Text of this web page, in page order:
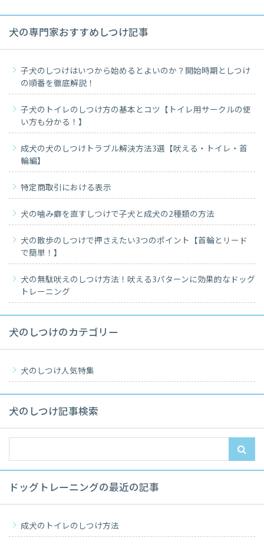
犬の専門家おすすめしつけ記事
子犬のしつけはいつから始めるとよいのか？開始時期としつけ
の順番を徹底解説！
子犬のトイレのしつけ方の基本とコツ【トイレ用サークルの使
い方も分かる！】
成犬の犬のしつけトラブル解決方法3選【吠える・トイレ・首
輪編】
特定商取引における表示
犬の噛み癖を直すしつけで子犬と成犬の2種類の方法
犬の散歩のしつけで押さえたい3つのポイント【首輪とリード
で簡単！】
犬の無駄吠えのしつけ方法！吠える3パターンに効果的なドッグ
トレーニング
犬のしつけのカテゴリー
犬のしつけ人気特集
犬のしつけ記事検索
ドッグトレーニングの最近の記事
成犬のトイレのしつけ方法